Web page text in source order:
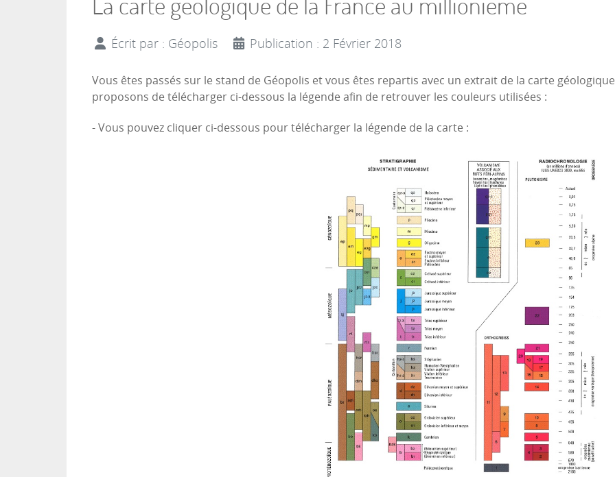
Écrit par : Géopolis Publication : 2 Février 2018
Vous êtes passés sur le stand de Géopolis et vous êtes repartis avec un extrait de la carte
proposons de télécharger ci-dessous la légende afin de retrouver les couleurs utilisées :
- Vous pouvez cliquer ci-dessous pour télécharger la légende de la carte :